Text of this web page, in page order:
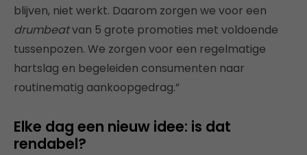
blijven, niet werkt. Daarom zorgen we voor een
drumbeatvan 5 grote promoties met voldoende
tussenpozen. We zorgen voor een regelmatige
hartslag en begeleiden consumenten naar
routinematig aankoopgedrag.”
Elke dag een nieuw idee: is dat
rendabel?